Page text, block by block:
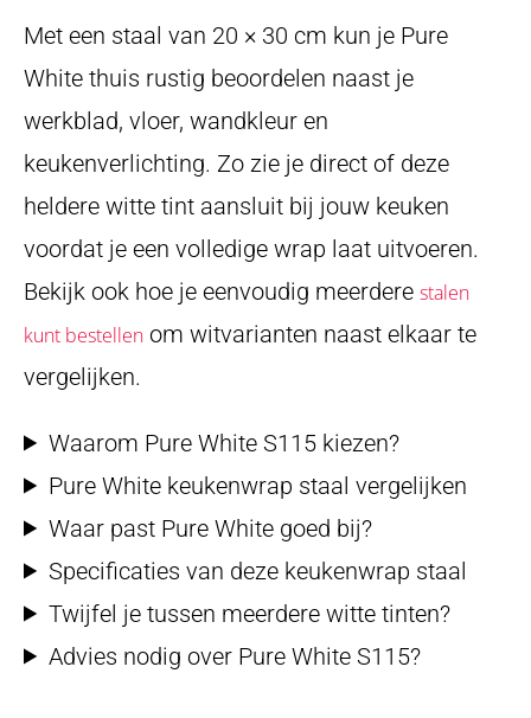
Met een staal van 20 × 30 cm kun je Pure
White thuis rustig beoordelen naast je
werkblad, vloer, wandkleur en
keukenverlichting. Zo zie je direct of deze
heldere witte tint aansluit bij jouw keuken
voordat je een volledige wrap laat uitvoeren.
Bekijk ook hoe je eenvoudig meerdere stalen
kunt bestellen om witvarianten naast elkaar te
vergelijken.
Waarom Pure White S115 kiezen?
Pure White keukenwrap staal vergelijken
Waar past Pure White goed bij?
Specificaties van deze keukenwrap staal
Twijfel je tussen meerdere witte tinten?
Advies nodig over Pure White S115?